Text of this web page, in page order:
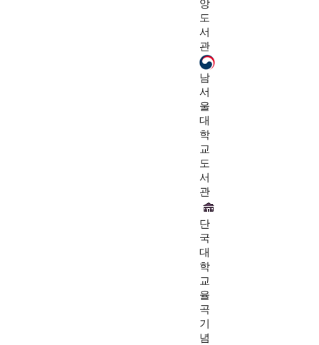
앙
도
서
관
남
서
울
대
학
교
도
서
관
단
국
대
학
교
율
곡
기
념